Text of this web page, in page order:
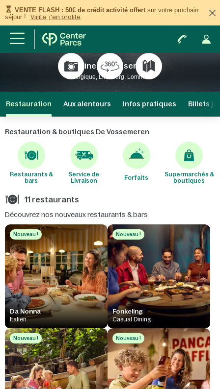
VENTE FLASH : 50€ de crédit activité offert sur votre prochain
séjour !
Viiiite, j'en profite
Domaine De Vossemeren
Belgique, Limbourg, Lommel
Restauration Aux alentours Infos pratiques Billets
Restauration & boutiques De Vossemeren
Restaurants &
bars
Service de
Livraison
Forfaits
Supermarchés &
boutiques
11 restaurants
Découvrez nos nouveaux restaurants & bars
Nouveau !
Da Nonna
Italien
Nouveau !
Fonkeling
Casual Dining
Nouveau ! Nouveau !